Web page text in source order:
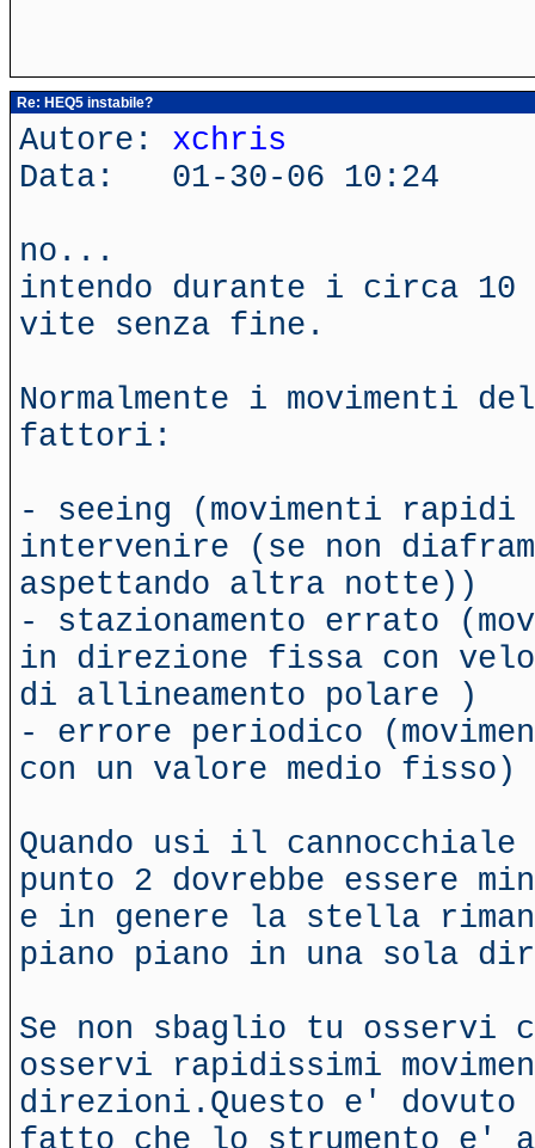
Re: HEQ5 instabile?
Autore: xchris
Data: 01-30-06 10:24
no...
intendo durante i circa
vite senza fine.
Normalmente i movimenti
fattori:
- seeing (movimenti
intervenire (se non
aspettando altra notte))
- stazionamento errato
in direzione fissa con
di allineamento polare )
- errore periodico
con un valore medio fisso)
Quando usi il
punto 2 dovrebbe essere
e in genere la stella
piano piano in una sola
Se non sbaglio tu osservi
osservi rapidissimi
direzioni.Questo e'
fatto che lo strumento e'